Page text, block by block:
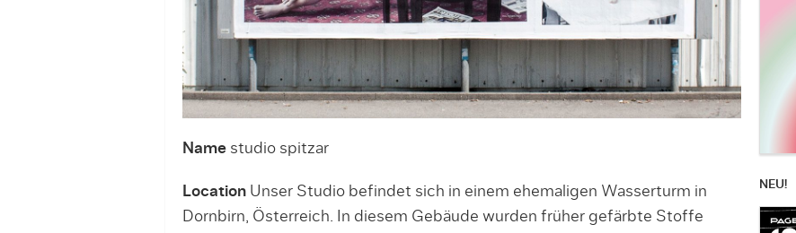
Namestudio spitzar
Location Unser Studio befindet sich in einem ehemaligen Wasserturm in
Dornbirn, Österreich. In diesem Gebäude wurden früher gefärbte Stoffe
NEU!